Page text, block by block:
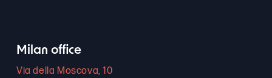
Milan office
Via della Moscova, 10